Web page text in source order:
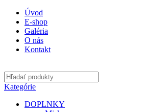
Úvod
E-shop
Galéria
O nás
Kontakt
Kategórie
DOPLNKY